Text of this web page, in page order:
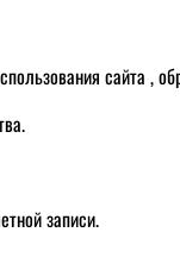
сайта ,
записи.